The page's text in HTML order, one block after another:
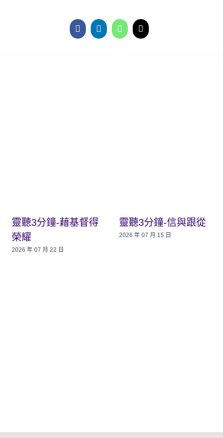
靈聽3分鐘-藉基督得
榮耀
2026 年 07 月 22 日
靈聽3分鐘-信與跟從
2026 年 07 月 15 日